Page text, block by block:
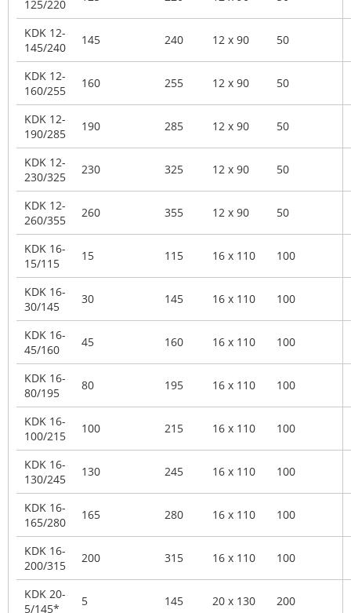
125/220
KDK 12-
145/240
145 240 12 x 90 50
KDK 12-
160/255
160 255 12 x 90 50
KDK 12-
190/285
190 285 12 x 90 50
KDK 12-
230/325
230 325 12 x 90 50
KDK 12-
260/355
260 355 12 x 90 50
KDK 16-
15/115
15 115 16 x 110 100
KDK 16-
30/145
30 145 16 x 110 100
KDK 16-
45/160
45 160 16 x 110 100
KDK 16-
80/195
80 195 16 x 110 100
KDK 16-
100/215
100 215 16 x 110 100
KDK 16-
130/245
130 245 16 x 110 100
KDK 16-
165/280
165 280 16 x 110 100
KDK 16-
200/315
200 315 16 x 110 100
KDK 20-
5/145*
5 145 20 x 130 200